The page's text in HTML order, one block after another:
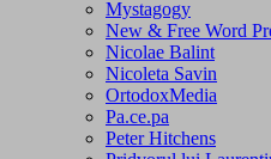
Mystagogy
New & Free Word
Nicolae Balint
Nicoleta Savin
OrtodoxMedia
Pa.ce.pa
Peter Hitchens